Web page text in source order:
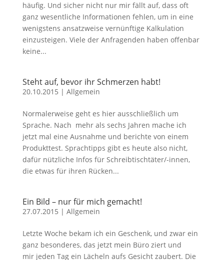
häufig. Und sicher nicht nur mir fällt auf, dass oft
ganz wesentliche Informationen fehlen, um in eine
wenigstens ansatzweise vernünftige Kalkulation
einzusteigen. Viele der Anfragenden haben offenbar
keine...
Steht auf, bevor ihr Schmerzen habt!
20.10.2015 | Allgemein
Normalerweise geht es hier ausschließlich um
Sprache. Nach mehr als sechs Jahren mache ich
jetzt mal eine Ausnahme und berichte von einem
Produkttest. Sprachtipps gibt es heute also nicht,
dafür nützliche Infos für Schreibtischtäter/-innen,
die etwas für ihren Rücken...
Ein Bild – nur für mich gemacht!
27.07.2015 | Allgemein
Letzte Woche bekam ich ein Geschenk, und zwar ein
ganz besonderes, das jetzt mein Büro ziert und
mir jeden Tag ein Lächeln aufs Gesicht zaubert. Die